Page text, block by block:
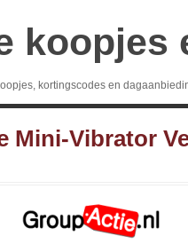
koopjes
kortingscodes en
Mini-Vibrator